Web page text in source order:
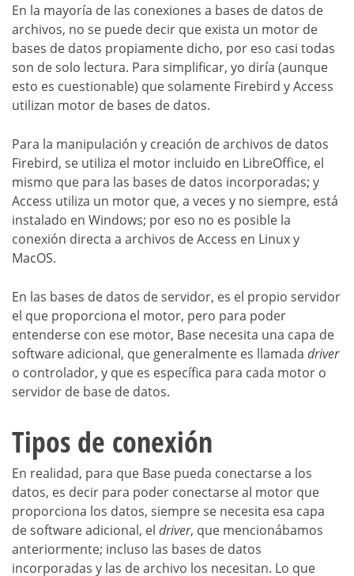
En la mayoría de las conexiones a bases de datos de
archivos, no se puede decir que exista un motor de
bases de datos propiamente dicho, por eso casi todas
son de solo lectura. Para simplificar, yo diría (aunque
esto es cuestionable) que solamente Firebird y Access
utilizan motor de bases de datos.
Para la manipulación y creación de archivos de datos
Firebird, se utiliza el motor incluido en LibreOffice, el
mismo que para las bases de datos incorporadas; y
Access utiliza un motor que, a veces y no siempre, está
instalado en Windows; por eso no es posible la
conexión directa a archivos de Access en Linux y
MacOS.
En las bases de datos de servidor, es el propio servidor
el que proporciona el motor, pero para poder
entenderse con ese motor, Base necesita una capa de
software adicional, que generalmente es llamada driver
o controlador, y que es específica para cada motor o
servidor de base de datos.
Tipos de conexión
En realidad, para que Base pueda conectarse a los
datos, es decir para poder conectarse al motor que
proporciona los datos, siempre se necesita esa capa
de software adicional, el driver, que mencionábamos
anteriormente; incluso las bases de datos
incorporadas y las de archivo los necesitan. Lo que